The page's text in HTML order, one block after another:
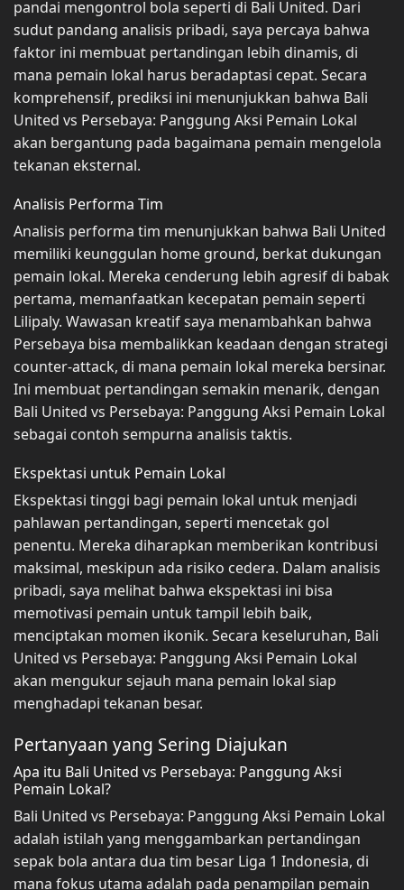
pandai mengontrol bola seperti di Bali United. Dari
sudut pandang analisis pribadi, saya percaya bahwa
faktor ini membuat pertandingan lebih dinamis, di
mana pemain lokal harus beradaptasi cepat. Secara
komprehensif, prediksi ini menunjukkan bahwa Bali
United vs Persebaya: Panggung Aksi Pemain Lokal
akan bergantung pada bagaimana pemain mengelola
tekanan eksternal.
Analisis Performa Tim
Analisis performa tim menunjukkan bahwa Bali United
memiliki keunggulan home ground, berkat dukungan
pemain lokal. Mereka cenderung lebih agresif di babak
pertama, memanfaatkan kecepatan pemain seperti
Lilipaly. Wawasan kreatif saya menambahkan bahwa
Persebaya bisa membalikkan keadaan dengan strategi
counter-attack, di mana pemain lokal mereka bersinar.
Ini membuat pertandingan semakin menarik, dengan
Bali United vs Persebaya: Panggung Aksi Pemain Lokal
sebagai contoh sempurna analisis taktis.
Ekspektasi untuk Pemain Lokal
Ekspektasi tinggi bagi pemain lokal untuk menjadi
pahlawan pertandingan, seperti mencetak gol
penentu. Mereka diharapkan memberikan kontribusi
maksimal, meskipun ada risiko cedera. Dalam analisis
pribadi, saya melihat bahwa ekspektasi ini bisa
memotivasi pemain untuk tampil lebih baik,
menciptakan momen ikonik. Secara keseluruhan, Bali
United vs Persebaya: Panggung Aksi Pemain Lokal
akan mengukur sejauh mana pemain lokal siap
menghadapi tekanan besar.
Pertanyaan yang Sering Diajukan
Apa itu Bali United vs Persebaya: Panggung Aksi
Pemain Lokal?
Bali United vs Persebaya: Panggung Aksi Pemain Lokal
adalah istilah yang menggambarkan pertandingan
sepak bola antara dua tim besar Liga 1 Indonesia, di
mana fokus utama adalah pada penampilan pemain